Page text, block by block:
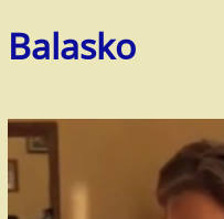
Balasko